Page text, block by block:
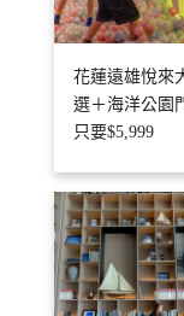
花蓮遠雄悅來
選＋海洋公園
只要$5,999